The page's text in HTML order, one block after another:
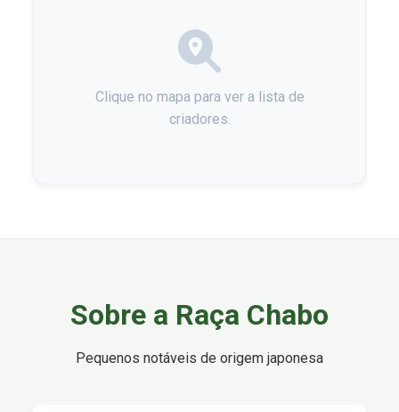
Clique no mapa para ver a lista de
criadores.
Sobre a Raça Chabo
Pequenos notáveis de origem japonesa